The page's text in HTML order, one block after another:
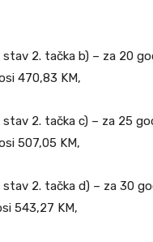
stav 2. tačka b) – za 20
470,83 KM,
stav 2. tačka c) – za 25
507,05 KM,
stav 2. tačka d) – za 30
543,27 KM,